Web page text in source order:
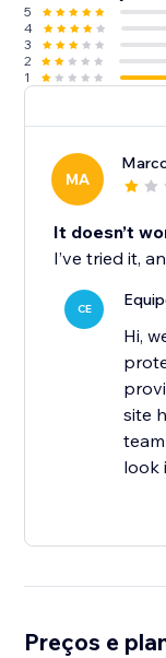
5
4
3
2
1
MA
It doesn’t
I’ve tried it,
CE
Hi,
site
look
Preços e